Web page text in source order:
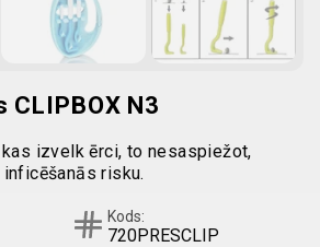
CLIPBOX N3
izvelk ērci, to nesaspiežot,
risku.
Kods:
720PRESCLIP